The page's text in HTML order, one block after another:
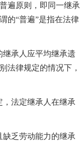
遍原则，即同一继承
的“普遍”是指在法律
继承人应平均继承遗
法律规定的情况下，
，法定继承人在继承
缺乏劳动能力的继承